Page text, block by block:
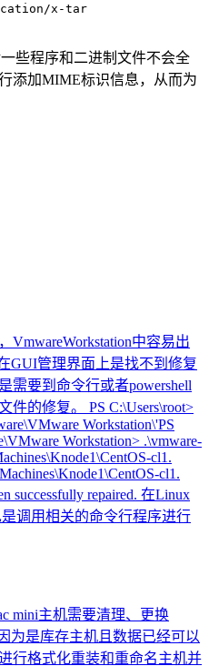
x-tar
些程序和二进制文件不会全
添加MIME标识信息，从而为
VmwareWorkstation中容易出
GUI管理界面上是找不到修复
需要到命令行或者powershell
的修复。 PS C:\Users\root>
Workstation\'PS
Workstation> .\vmware-
cl1.
cl1.
successfully repaired. 在Linux
调用相关的命令行程序进行
mini主机需要清理、更换
为是库存主机且数据已经可以
行格式化重装和重命名主机并